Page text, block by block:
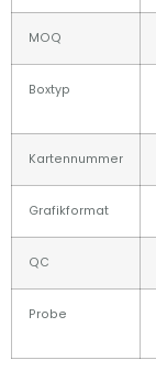
MOQ
Boxtyp
Kartennummer
Grafikformat
QC
Probe